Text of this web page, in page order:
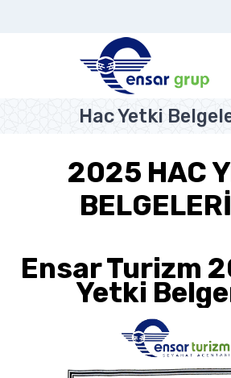
Hac Yetki
2025 HAC
Ensar Turizm
Yetki